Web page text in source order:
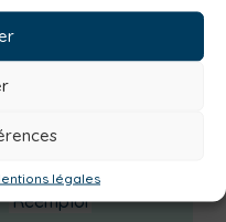
légales
Petite enfance
Réemploi